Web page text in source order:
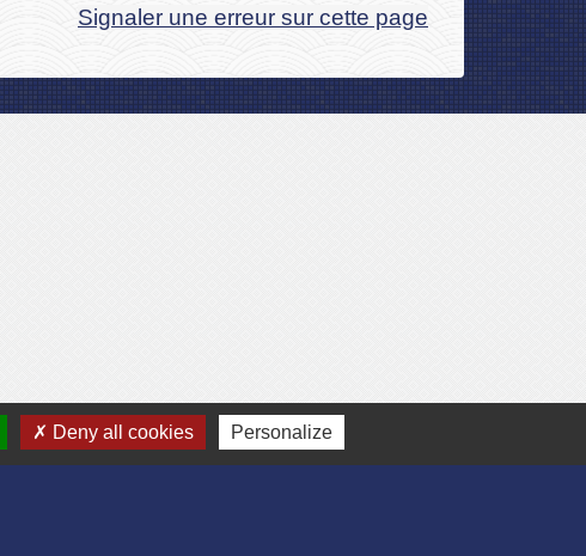
Signaler une erreur sur cette page
Deny all cookies Personalize